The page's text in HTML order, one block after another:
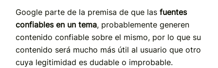
Google parte de la premisa de que las fuentes
confiables en un tema, probablemente generen
contenido confiable sobre el mismo, por lo que su
contenido será mucho más útil al usuario que otro
cuya legitimidad es dudable o improbable.